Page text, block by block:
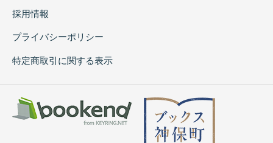
採用情報
プライバシーポリシー
特定商取引に関する表示